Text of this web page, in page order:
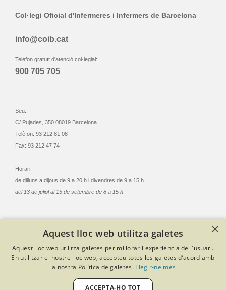
Col·legi Oficial d'Infermeres i Infermers de Barcelona
info@coib.cat
Telèfon gratuït d'atenció col·legial:
900 705 705
Seu:
C/ Pujades, 350 08019 Barcelona
Telèfon: 93 212 81 08
Fax: 93 212 47 74
Horari:
de dilluns a dijous de 9 a 20 h i divendres de 9 a 15 h
del 13 de juliol al 15 de setembre de 8 a 15 h
© Col·legi Oficial Infermeres i Infermers de Barcelona
Criteris de privacitat
Política de cookies
Avís legal
Política de protecció de dades
Política de qualitat
Desenvolupat amb Softeng Portal Builder
×
Aquest lloc web utilitza galetes
Aquest lloc web utilitza galetes per millorar l'experiència de l'usuari.
En utilitzar el nostre lloc web, accepteu totes les galetes d’acord amb
la nostra Política de galetes. Llegir-ne més
ACCEPTA-HO TOT